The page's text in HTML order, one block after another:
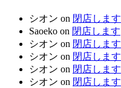
シオン on 閉店します
Saoeko on 閉店します
シオン on 閉店します
シオン on 閉店します
シオン on 閉店します
シオン on 閉店します